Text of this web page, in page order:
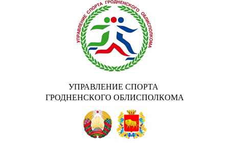
УПРАВЛЕНИЕ СПОРТА
ГРОДНЕНСКОГО ОБЛИСПОЛКОМА